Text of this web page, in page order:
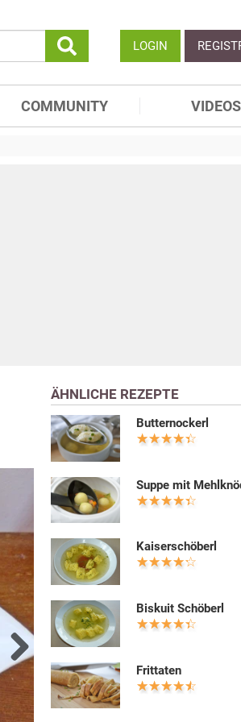
LOGIN
COMMUNITY VIDEOS
Next
ÄHNLICHE REZEPTE
Butternockerl
Suppe mit
Kaiserschöberl
Biskuit Schöberl
Frittaten